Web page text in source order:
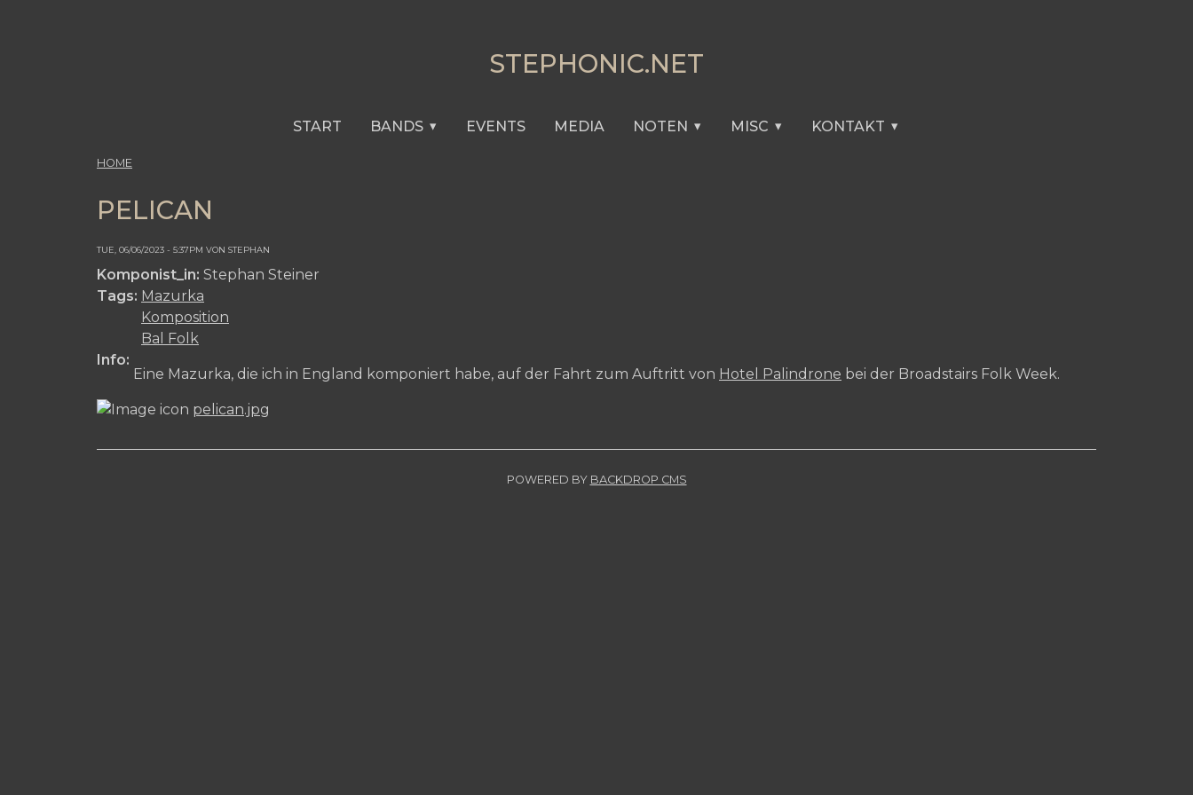
STEPHONIC.NET
START BANDS EVENTS MEDIA NOTEN MISC KONTAKT
HOME
PELICAN
TUE, 06/06/2023 - 5:37PM VON STEPHAN
Komponist_in: Stephan Steiner
Tags: Mazurka
Komposition
Bal Folk
Info:
Eine Mazurka, die ich in England komponiert habe, auf der Fahrt zum Auftritt von Hotel Palindrone bei der Broadstairs Folk Week.
pelican.jpg
POWERED BY BACKDROP CMS